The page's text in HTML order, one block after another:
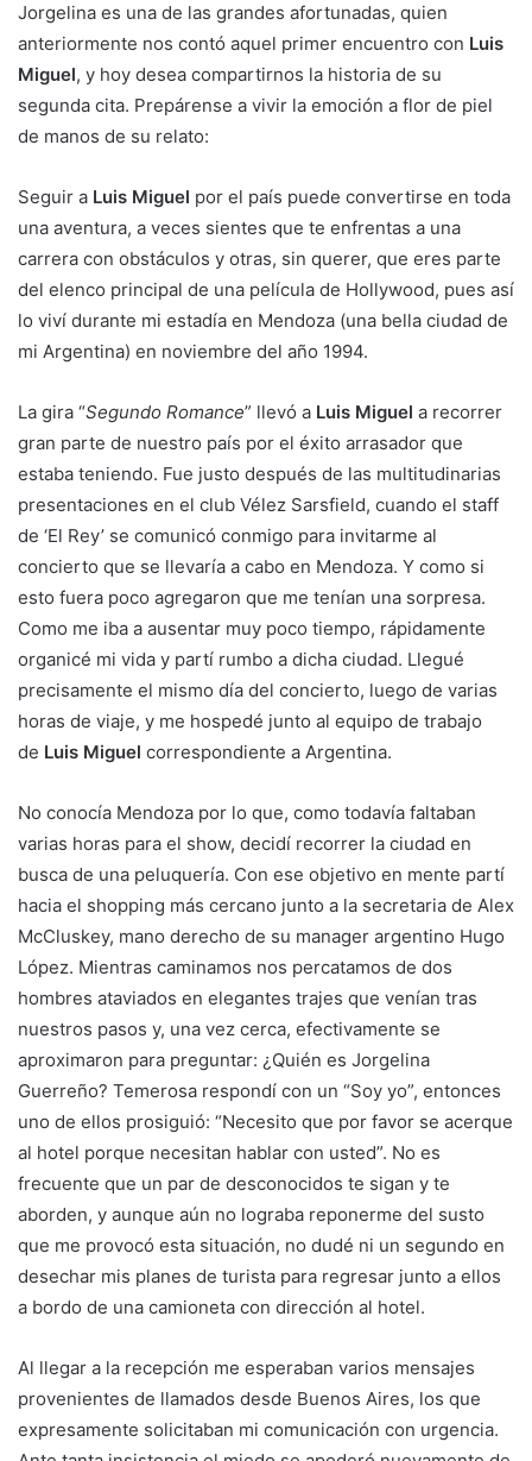
Jorgelina es una de las grandes afortunadas, quien
anteriormente nos contó aquel primer encuentro con Luis
Miguel, y hoy desea compartirnos la historia de su
segunda cita. Prepárense a vivir la emoción a flor de piel
de manos de su relato:
Seguir a Luis Miguel por el país puede convertirse en toda
una aventura, a veces sientes que te enfrentas a una
carrera con obstáculos y otras, sin querer, que eres parte
del elenco principal de una película de Hollywood, pues así
lo viví durante mi estadía en Mendoza (una bella ciudad de
mi Argentina) en noviembre del año 1994.
La gira “Segundo Romance” llevó a Luis Miguel a recorrer
gran parte de nuestro país por el éxito arrasador que
estaba teniendo. Fue justo después de las multitudinarias
presentaciones en el club Vélez Sarsfield, cuando el staff
de ‘El Rey’ se comunicó conmigo para invitarme al
concierto que se llevaría a cabo en Mendoza. Y como si
esto fuera poco agregaron que me tenían una sorpresa.
Como me iba a ausentar muy poco tiempo, rápidamente
organicé mi vida y partí rumbo a dicha ciudad. Llegué
precisamente el mismo día del concierto, luego de varias
horas de viaje, y me hospedé junto al equipo de trabajo
de Luis Miguel correspondiente a Argentina.
No conocía Mendoza por lo que, como todavía faltaban
varias horas para el show, decidí recorrer la ciudad en
busca de una peluquería. Con ese objetivo en mente partí
hacia el shopping más cercano junto a la secretaria de Alex
McCluskey, mano derecho de su manager argentino Hugo
López. Mientras caminamos nos percatamos de dos
hombres ataviados en elegantes trajes que venían tras
nuestros pasos y, una vez cerca, efectivamente se
aproximaron para preguntar: ¿Quién es Jorgelina
Guerreño? Temerosa respondí con un “Soy yo”, entonces
uno de ellos prosiguió: “Necesito que por favor se acerque
al hotel porque necesitan hablar con usted”. No es
frecuente que un par de desconocidos te sigan y te
aborden, y aunque aún no lograba reponerme del susto
que me provocó esta situación, no dudé ni un segundo en
desechar mis planes de turista para regresar junto a ellos
a bordo de una camioneta con dirección al hotel.
Al llegar a la recepción me esperaban varios mensajes
provenientes de llamados desde Buenos Aires, los que
expresamente solicitaban mi comunicación con urgencia.